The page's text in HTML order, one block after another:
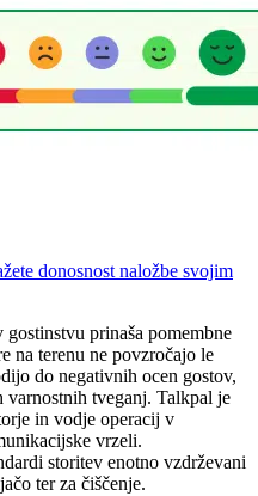
donosnost naložbe svojim
prinaša pomembne
na terenu ne povzročajo le
do negativnih ocen gostov,
tveganj. Talkpal je
in vodje operacij v
vrzeli.
storitev enotno vzdrževani
ter za čiščenje.